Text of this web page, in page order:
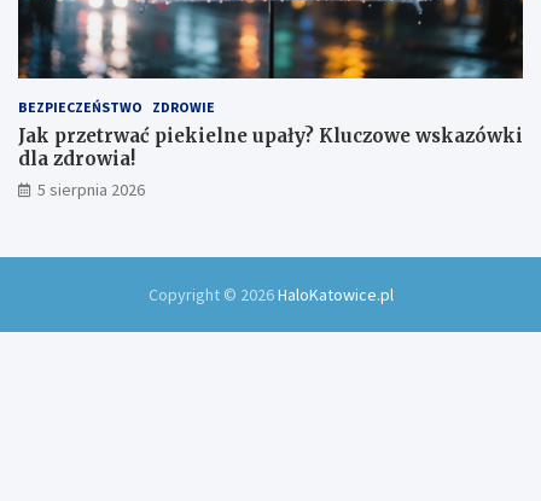
BEZPIECZEŃSTWO ZDROWIE
Jak przetrwać piekielne upały? Kluczowe wskazówki
dla zdrowia!
5 sierpnia 2026
Copyright © 2026HaloKatowice.pl